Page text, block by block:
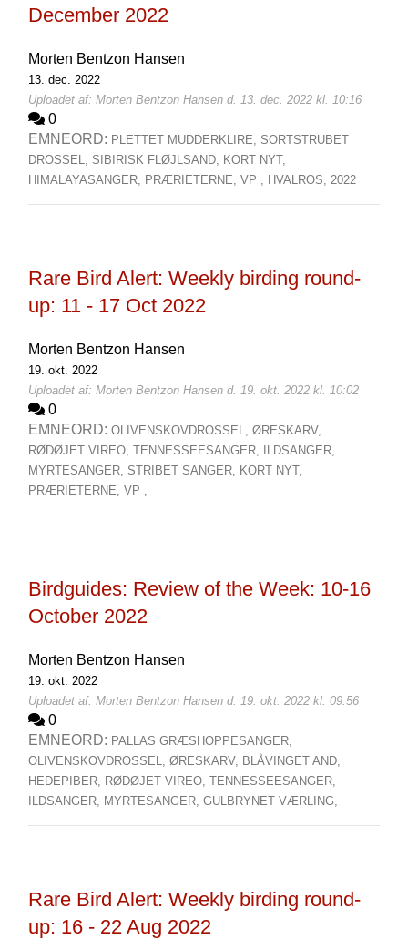
December 2022
Morten Bentzon Hansen
13. dec. 2022
Uploadet af: Morten Bentzon Hansen d. 13. dec. 2022 kl. 10:16
0
EMNEORD: PLETTET MUDDERKLIRE, SORTSTRUBET
DROSSEL, SIBIRISK FLØJLSAND, KORT NYT,
HIMALAYASANGER, PRÆRIETERNE, VP , HVALROS, 2022
Rare Bird Alert: Weekly birding round-
up: 11 - 17 Oct 2022
Morten Bentzon Hansen
19. okt. 2022
Uploadet af: Morten Bentzon Hansen d. 19. okt. 2022 kl. 10:02
0
EMNEORD: OLIVENSKOVDROSSEL, ØRESKARV,
RØDØJET VIREO, TENNESSEESANGER,
ILDSANGER,
MYRTESANGER, STRIBET SANGER, KORT NYT,
PRÆRIETERNE, VP ,
Birdguides: Review of the Week: 10-16
October 2022
Morten Bentzon Hansen
19. okt. 2022
Uploadet af: Morten Bentzon Hansen d. 19. okt. 2022 kl. 09:56
0
EMNEORD: PALLAS GRÆSHOPPESANGER,
OLIVENSKOVDROSSEL, ØRESKARV, BLÅVINGET AND,
HEDEPIBER, RØDØJET VIREO, TENNESSEESANGER,
ILDSANGER, MYRTESANGER, GULBRYNET VÆRLING,
Rare Bird Alert: Weekly birding round-
up: 16 - 22 Aug 2022